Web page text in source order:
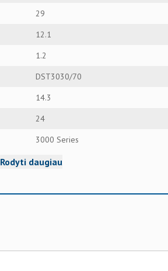
29
12.1
1.2
DST3030/70
14.3
24
3000 Series
Rodyti daugiau